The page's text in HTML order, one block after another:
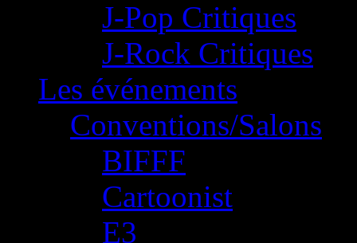
J-Pop Critiques
J-Rock Critiques
Les événements
Conventions/Salons
BIFFF
Cartoonist
E3